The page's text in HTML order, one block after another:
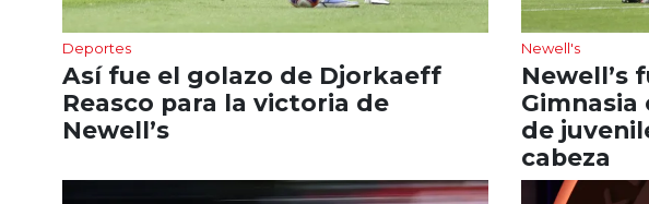
Deportes
Así fue el golazo de Djorkaeff
Reasco para la victoria de
Newell’s
Newell's
Newell’s
de
cabeza